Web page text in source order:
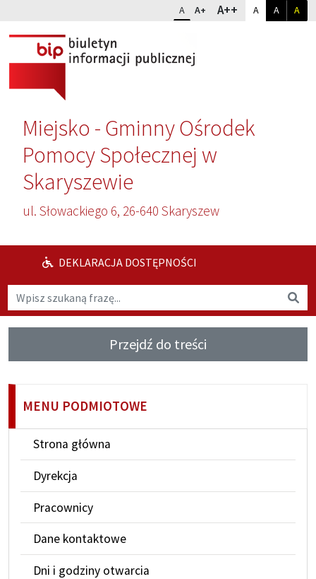
Zmień rozmiar czcionki
A rozmiar standardowy
A+ rozmiar powiększony
A++rozmiar
Dopasuj
A kontrast
A A
Miejsko - Gminny Ośrodek
Pomocy Społecznej w
Skaryszewie
ul. Słowackiego 6, 26-640 Skaryszew
DEKLARACJA DOSTĘPNOŚCI
Wyszukaj na stronie
Przejdź do treści
MENU PODMIOTOWE
Strona główna
Dyrekcja
Pracownicy
Dane kontaktowe
Dni i godziny otwarcia